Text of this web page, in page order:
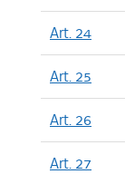
Art. 24
Art. 25
Art. 26
Art. 27